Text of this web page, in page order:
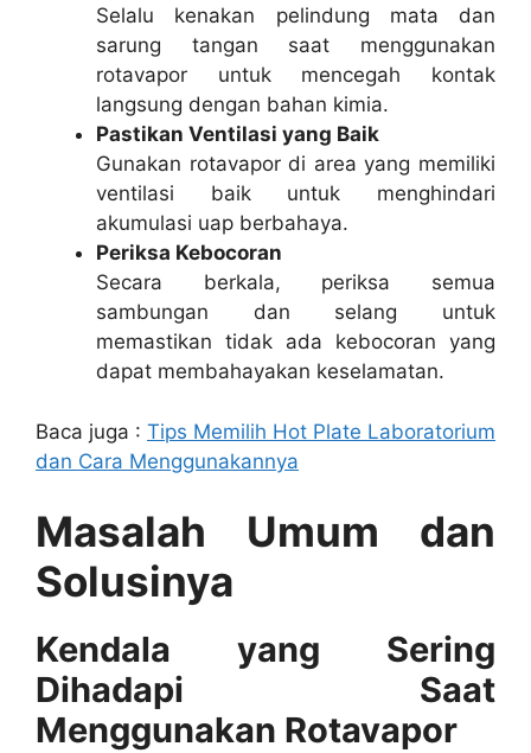
Selalu kenakan pelindung mata dan
sarung tangan saat menggunakan
rotavapor untuk mencegah kontak
langsung dengan bahan kimia.
Pastikan Ventilasi yang Baik
Gunakan rotavapor di area yang memiliki
ventilasi baik untuk menghindari
akumulasi uap berbahaya.
Periksa Kebocoran
Secara berkala, periksa semua
sambungan dan selang untuk
memastikan tidak ada kebocoran yang
dapat membahayakan keselamatan.
Baca juga : Tips Memilih Hot Plate Laboratorium
dan Cara Menggunakannya
Masalah Umum dan
Solusinya
Kendala yang Sering
Dihadapi Saat
Menggunakan Rotavapor